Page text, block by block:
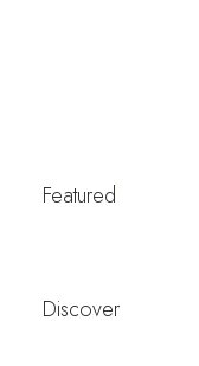
Featured
Discover